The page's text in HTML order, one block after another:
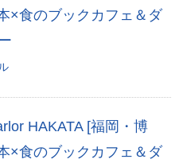
×食のブックカフェ＆ダ
HAKATA [福岡・博
×食のブックカフェ＆ダ